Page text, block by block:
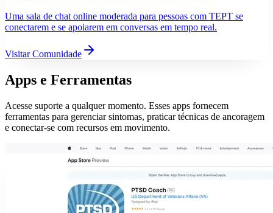
Uma sala de chat online moderada para pessoas com TEPT se
conectarem e se apoiarem em conversas em tempo real.
Visitar Comunidade
Apps e Ferramentas
Acesse suporte a qualquer momento. Esses apps fornecem
ferramentas para gerenciar sintomas, praticar técnicas de ancoragem
e conectar-se com recursos em movimento.